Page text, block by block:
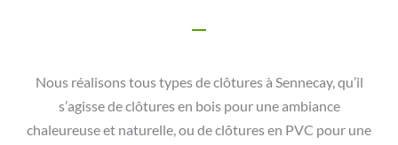
Nous réalisons tous types de clôtures à Sennecay, qu’il
s’agisse de clôtures en bois pour une ambiance
chaleureuse et naturelle, ou de clôtures en PVC pour une